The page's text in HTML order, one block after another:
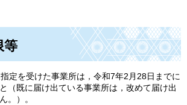
等
定を受けた事業所は，令和7年2月28日までに
（既に届け出ている事業所は，改めて届け出
。）。